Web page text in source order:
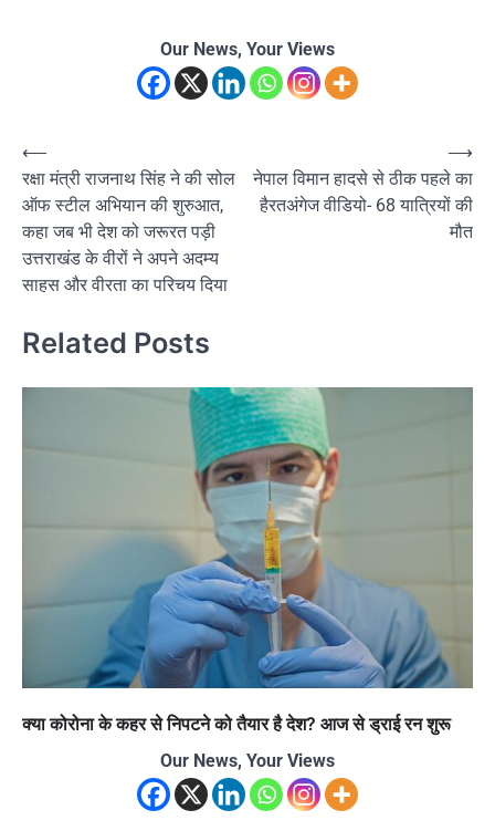
Our News, Your Views
Post
navigation
⟵
रक्षा मंत्री राजनाथ सिंह ने की सोल
ऑफ स्टील अभियान की शुरुआत,
कहा जब भी देश को जरूरत पड़ी
उत्तराखंड के वीरों ने अपने अदम्य
साहस और वीरता का परिचय दिया
नेपाल विमान हादसे से ठीक पहले का
हैरतअंगेज वीडियो- 68 यात्रियों की
मौत
⟶
Related Posts
क्या कोरोना के कहर से निपटने को तैयार है देश? आज से ड्राई रन शुरू
Our News, Your Views